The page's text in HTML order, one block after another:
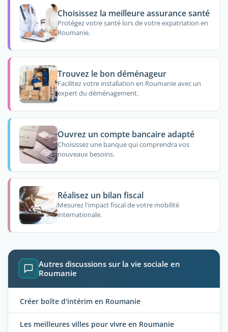
Choisissez la meilleure assurance santé
Protégez votre santé lors de votre expatriation en
Roumanie.
Trouvez le bon déménageur
Facilitez votre installation en Roumanie avec un
expert du déménagement.
Ouvrez un compte bancaire adapté
Choisissez une banque qui comprendra vos
nouveaux besoins.
Réalisez un bilan fiscal
Mesurez l'impact fiscal de votre mobilité
internationale.
Autres discussions sur la vie sociale en
Roumanie
Créer boîte d'intérim en Roumanie
Les meilleures villes pour vivre en Roumanie